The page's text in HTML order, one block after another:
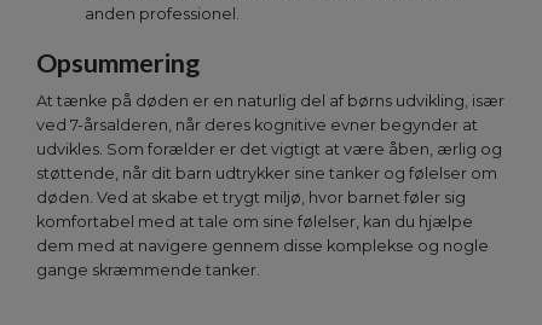
anden professionel.
Opsummering
At tænke på døden er en naturlig del af børns udvikling, især
ved 7-årsalderen, når deres kognitive evner begynder at
udvikles. Som forælder er det vigtigt at være åben, ærlig og
støttende, når dit barn udtrykker sine tanker og følelser om
døden. Ved at skabe et trygt miljø, hvor barnet føler sig
komfortabel med at tale om sine følelser, kan du hjælpe
dem med at navigere gennem disse komplekse og nogle
gange skræmmende tanker.